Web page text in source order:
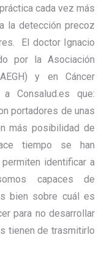
cada vez más
la detección precoz
El doctor Ignacio
por la Asociación
y en Cáncer
Consalud.es que:
portadores de unas
más posibilidad de
tiempo se han
identificar a
capaces de
bien sobre cuál es
para no desarrollar
tienen de trasmitirlo